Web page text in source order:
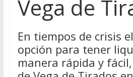
Vega de
En tiempos de crisis
opción para tener
manera rápida y